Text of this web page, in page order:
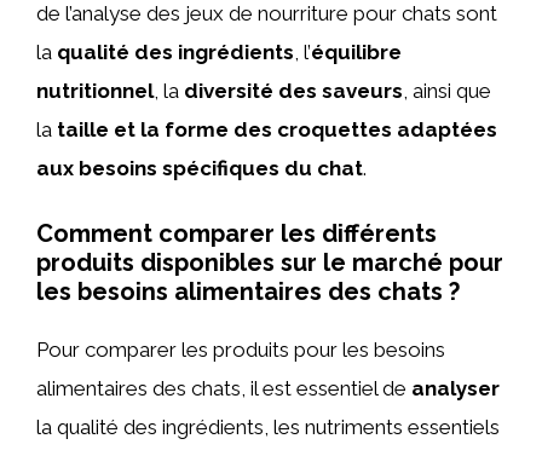
de l’analyse des jeux de nourriture pour chats sont
la qualité des ingrédients, l’équilibre
nutritionnel, la diversité des saveurs, ainsi que
la taille et la forme des croquettes adaptées
aux besoins spécifiques du chat.
Comment comparer les différents
produits disponibles sur le marché pour
les besoins alimentaires des chats ?
Pour comparer les produits pour les besoins
alimentaires des chats, il est essentiel de analyser
la qualité des ingrédients, les nutriments essentiels